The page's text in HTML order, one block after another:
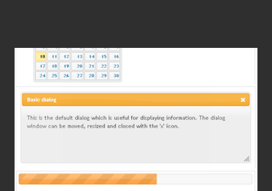
800 XL. Od 1989 roku związany był z Mirage i jako jeden z
najmłodszych tworzył gry na rynek polski. Był również
współpracownikiem "Bajtka" i członkiem redakcji "Atari
Magazynu". Bardzo mocno związany z demosceną Atari,
gdzie tworzy do dziś. Zaangażowany w szkolenia i
Tomaszu Cieślewiczu, ale po przeczytaniu tej książki śmiało